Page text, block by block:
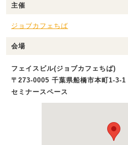
主催
ジョブカフェちば
会場
フェイスビル(ジョブカフェちば)
〒273-0005 千葉県船橋市本町1-3-1
セミナースペース